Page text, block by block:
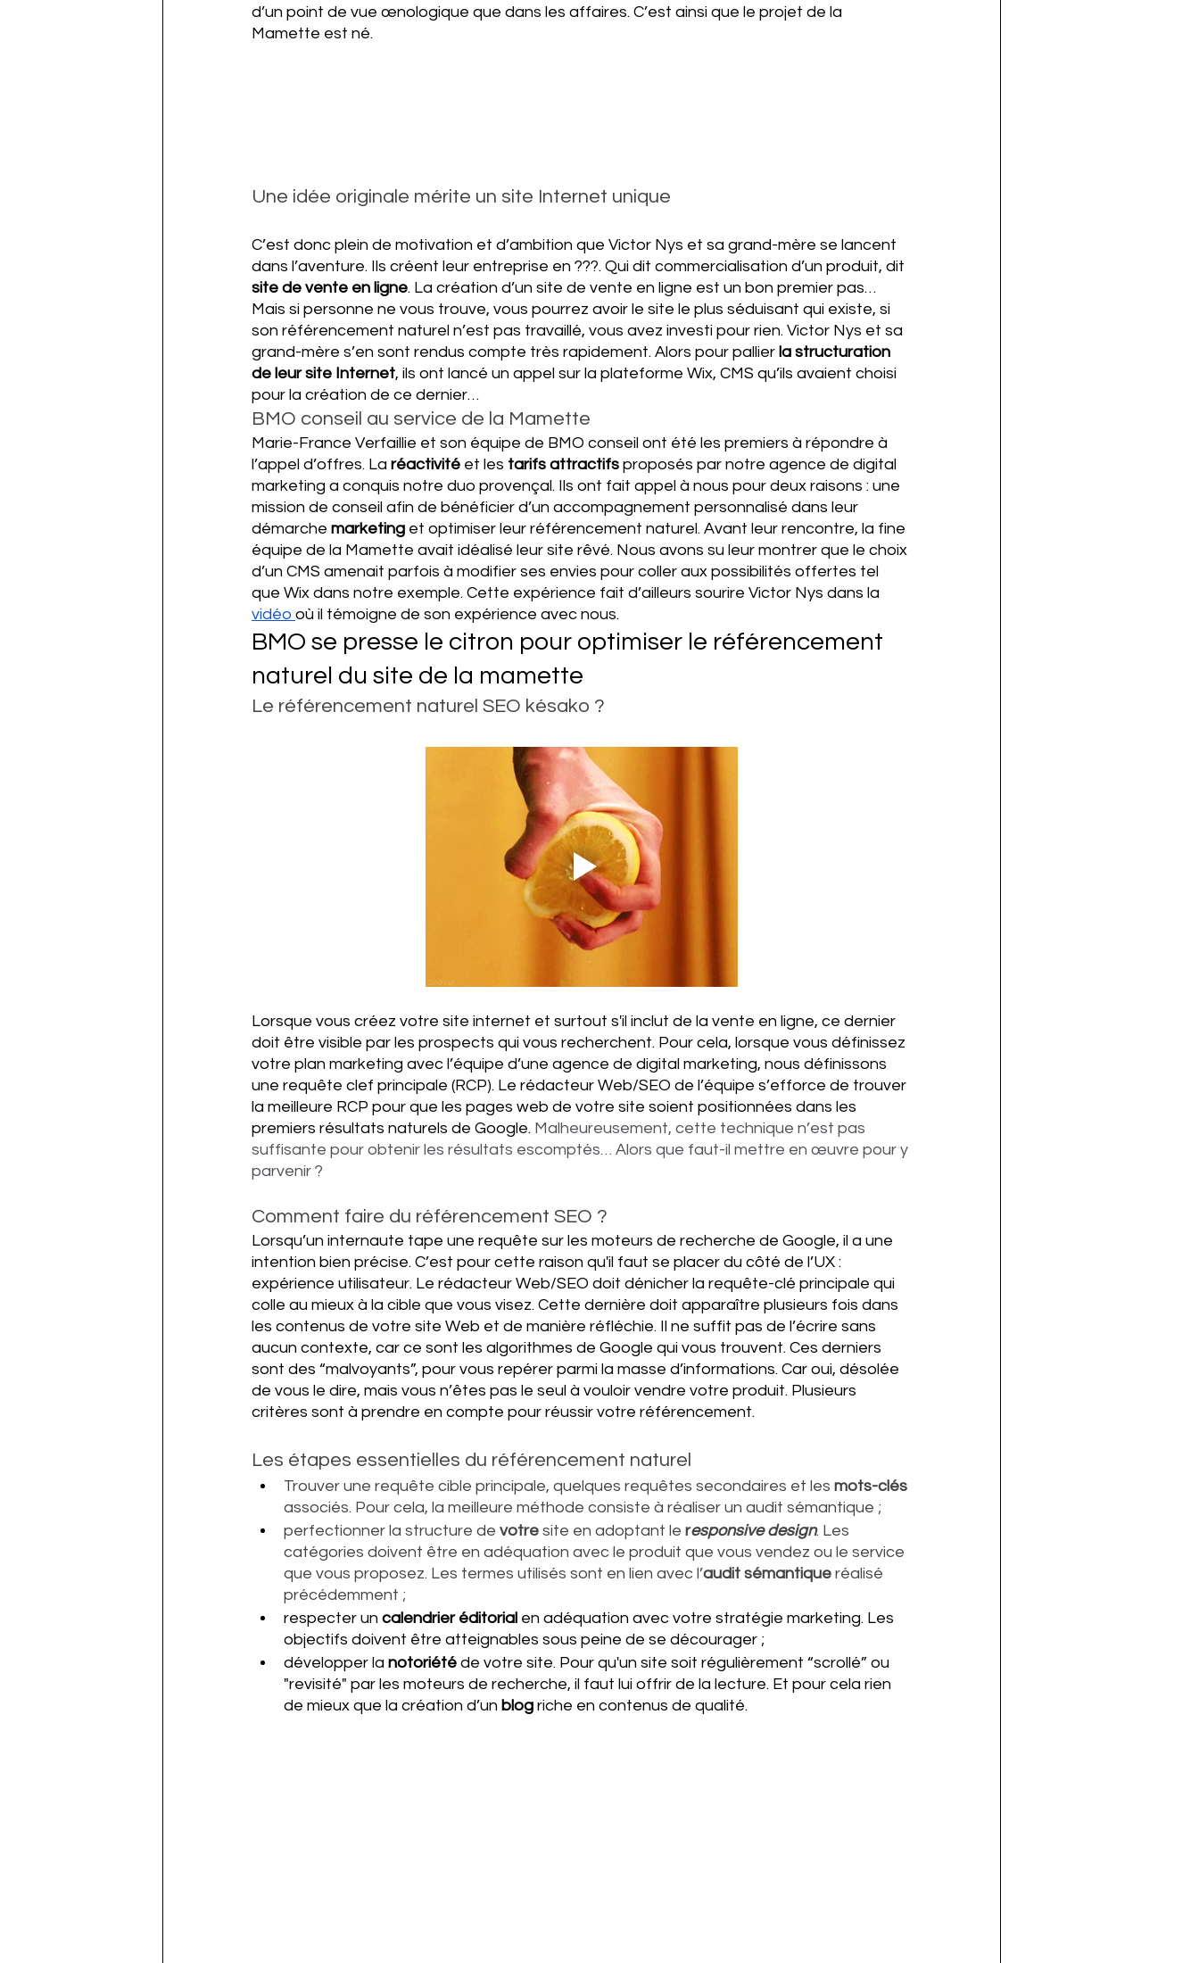
d’un point de vue œnologique que dans les affaires. C’est ainsi que le projet de la
Mamette est né.
Une idée originale mérite un site Internet unique
C’est donc plein de motivation et d’ambition que Victor Nys et sa grand-mère se lancent
dans l’aventure. Ils créent leur entreprise en ???. Qui dit commercialisation d’un produit, dit
site de vente en ligne. La création d’un site de vente en ligne est un bon premier pas…
Mais si personne ne vous trouve, vous pourrez avoir le site le plus séduisant qui existe, si
son référencement naturel n’est pas travaillé, vous avez investi pour rien. Victor Nys et sa
grand-mère s’en sont rendus compte très rapidement. Alors pour pallier la structuration
de leur site Internet, ils ont lancé un appel sur la plateforme Wix, CMS qu’ils avaient choisi
pour la création de ce dernier…
BMO conseil au service de la Mamette
Marie-France Verfaillie et son équipe de BMO conseil ont été les premiers à répondre à
l’appel d’offres. La réactivité et les tarifs attractifs proposés par notre agence de digital
marketing a conquis notre duo provençal. Ils ont fait appel à nous pour deux raisons : une
mission de conseil afin de bénéficier d’un accompagnement personnalisé dans leur
démarche marketing et optimiser leur référencement naturel. Avant leur rencontre, la fine
équipe de la Mamette avait idéalisé leur site rêvé. Nous avons su leur montrer que le choix
d’un CMS amenait parfois à modifier ses envies pour coller aux possibilités offertes tel
que Wix dans notre exemple. Cette expérience fait d’ailleurs sourire Victor Nys dans la
vidéo où il témoigne de son expérience avec nous.
BMO se presse le citron pour optimiser le référencement
naturel du site de la mamette
Le référencement naturel SEO késako ?
Lorsque vous créez votre site internet et surtout s'il inclut de la vente en ligne, ce dernier
doit être visible par les prospects qui vous recherchent. Pour cela, lorsque vous définissez
votre plan marketing avec l’équipe d’une agence de digital marketing, nous définissons
une requête clef principale (RCP). Le rédacteur Web/SEO de l’équipe s’efforce de trouver
la meilleure RCP pour que les pages web de votre site soient positionnées dans les
premiers résultats naturels de Google. Malheureusement, cette technique n’est pas
suffisante pour obtenir les résultats escomptés… Alors que faut-il mettre en œuvre pour y
parvenir ?
Comment faire du référencement SEO ?
Lorsqu’un internaute tape une requête sur les moteurs de recherche de Google, il a une
intention bien précise. C’est pour cette raison qu'il faut se placer du côté de l’UX :
expérience utilisateur. Le rédacteur Web/SEO doit dénicher la requête-clé principale qui
colle au mieux à la cible que vous visez. Cette dernière doit apparaître plusieurs fois dans
les contenus de votre site Web et de manière réfléchie. Il ne suffit pas de l’écrire sans
aucun contexte, car ce sont les algorithmes de Google qui vous trouvent. Ces derniers
sont des “malvoyants”, pour vous repérer parmi la masse d’informations. Car oui, désolée
de vous le dire, mais vous n’êtes pas le seul à vouloir vendre votre produit. Plusieurs
critères sont à prendre en compte pour réussir votre référencement.
Les étapes essentielles du référencement naturel
Trouver une requête cible principale, quelques requêtes secondaires et les mots-clés
associés. Pour cela, la meilleure méthode consiste à réaliser un audit sémantique ;
perfectionner la structure de votre site en adoptant le responsive design. Les
catégories doivent être en adéquation avec le produit que vous vendez ou le service
que vous proposez. Les termes utilisés sont en lien avec l’audit sémantique réalisé
précédemment ;
respecter un calendrier éditorial en adéquation avec votre stratégie marketing. Les
objectifs doivent être atteignables sous peine de se décourager ;
développer la notoriété de votre site. Pour qu'un site soit régulièrement “scrollé” ou
"revisité" par les moteurs de recherche, il faut lui offrir de la lecture. Et pour cela rien
de mieux que la création d’un blog riche en contenus de qualité.